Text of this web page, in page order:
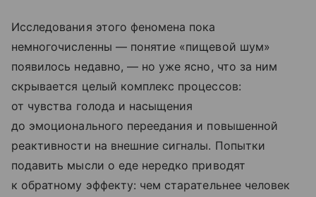
Исследования этого феномена пока
немногочисленны — понятие «пищевой шум»
появилось недавно, — но уже ясно, что за ним
скрывается целый комплекс процессов:
от чувства голода и насыщения
до эмоционального переедания и повышенной
реактивности на внешние сигналы. Попытки
подавить мысли о еде нередко приводят
к обратному эффекту: чем старательнее человек